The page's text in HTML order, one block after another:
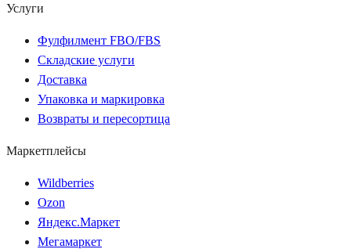
Услуги
Фулфилмент FBO/FBS
Складские услуги
Доставка
Упаковка и маркировка
Возвраты и пересортица
Маркетплейсы
Wildberries
Ozon
Яндекс.Маркет
Мегамаркет